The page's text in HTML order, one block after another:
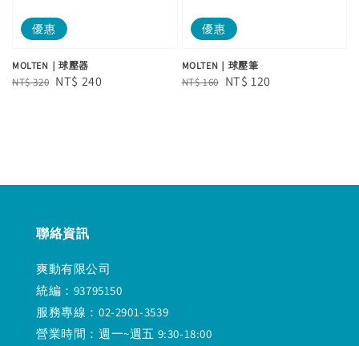
優惠
MOLTEN｜球壓器
Regular
NT$ 320 Sale
NT$ 240
優惠
MOLTEN｜球壓筆
Regular
NT$ 160 Sale
NT$ 120
聯絡資訊
爽動有限公司
統編：93795150
服務專線：02-2901-3539
營業時間：週一~週五 9:30-18:00